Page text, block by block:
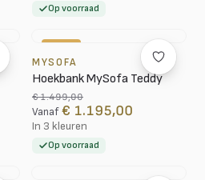
Op voorraad
MYSOFA
Hoekbank MySofa Teddy
€ 1.499,00
Vanaf € 1.195,00
In 3 kleuren
Op voorraad